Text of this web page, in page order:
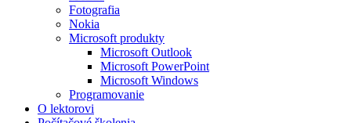
Fotografia
Nokia
Microsoft produkty
Microsoft Outlook
Microsoft PowerPoint
Microsoft Windows
Programovanie
O lektorovi